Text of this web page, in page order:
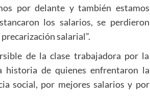
por delante y también estamos
los salarios, se perdieron
salarial”.
de la clase trabajadora por la
historia de quienes enfrentaron la
social, por mejores salarios y por